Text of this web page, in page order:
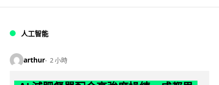
人工智能
arthur 2 小時